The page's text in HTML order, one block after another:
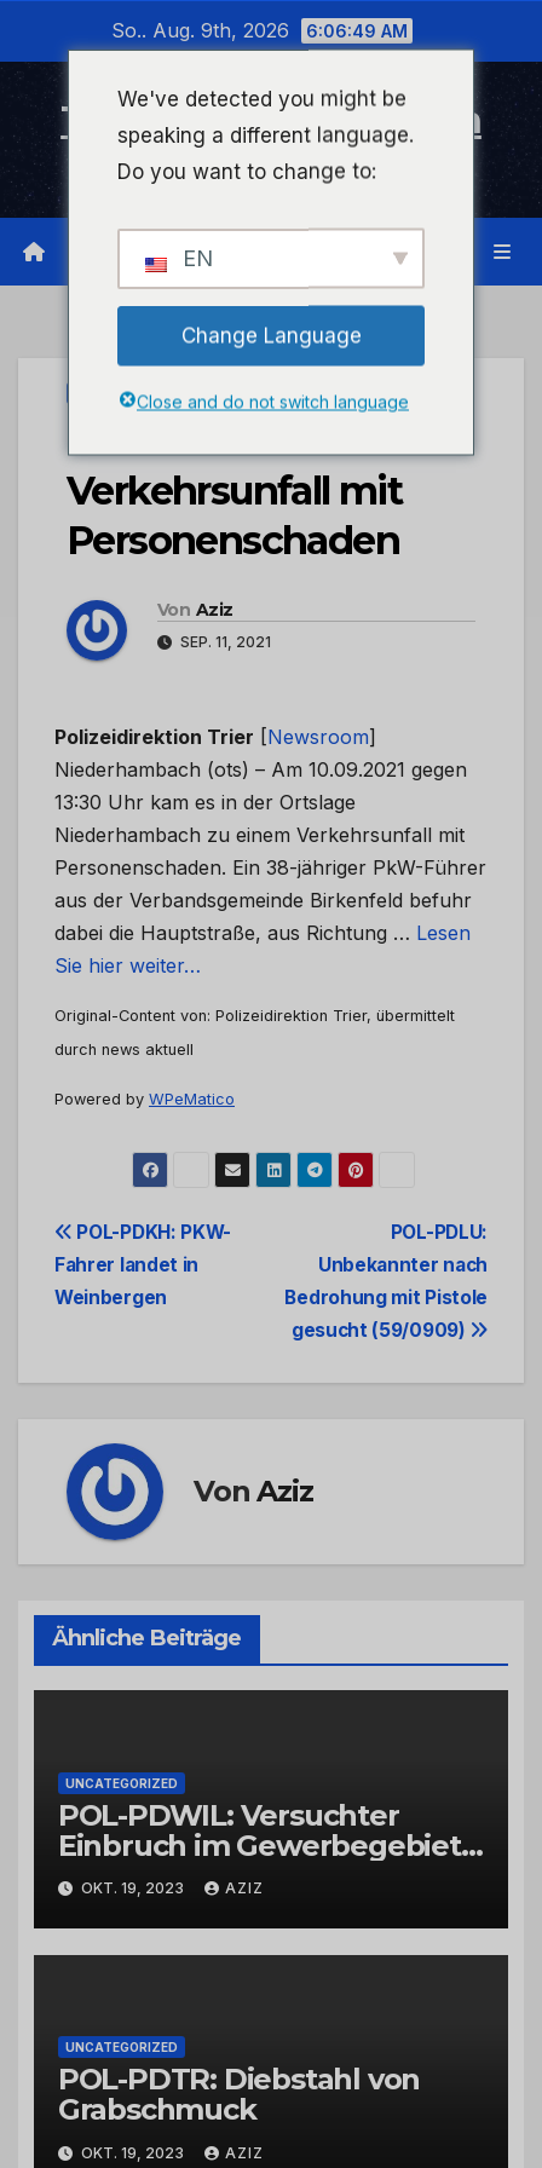
wechseln
So.. Aug. 9th, 2026 6:06:50 AM
Timeline Bad Kreuznach
Infonetzwerk für Bad Kreuznach
UNCATEGORIZED
POL-PDTR:
Verkehrsunfall mit
Personenschaden
Von Aziz
SEP. 11, 2021
Polizeidirektion Trier [Newsroom]
Niederhambach (ots) – Am 10.09.2021 gegen
13:30 Uhr kam es in der Ortslage
Niederhambach zu einem Verkehrsunfall mit
Personenschaden. Ein 38-jähriger PkW-Führer
aus der Verbandsgemeinde Birkenfeld befuhr
dabei die Hauptstraße, aus Richtung … Lesen
Sie hier weiter…
Original-Content von: Polizeidirektion Trier, übermittelt
durch news aktuell
Powered by WPeMatico
Beitrags-
Navigation
POL-PDLU:
Unbekannter nach
Bedrohung mit Pistole
gesucht (59/0909)
POL-PDKH: PKW-
Fahrer landet in
Weinbergen
VonAziz
Ähnliche Beiträge
UNCATEGORIZED
POL-PDWIL: Versuchter
Einbruch im Gewerbegebiet
Wittlich
OKT. 19, 2023 AZIZ
UNCATEGORIZED
POL-PDTR: Diebstahl von
Grabschmuck
OKT. 19, 2023 AZIZ
We've detected you might be
speaking a different language.
Do you want to change to:
EN
Change Language
Close and do not switch language